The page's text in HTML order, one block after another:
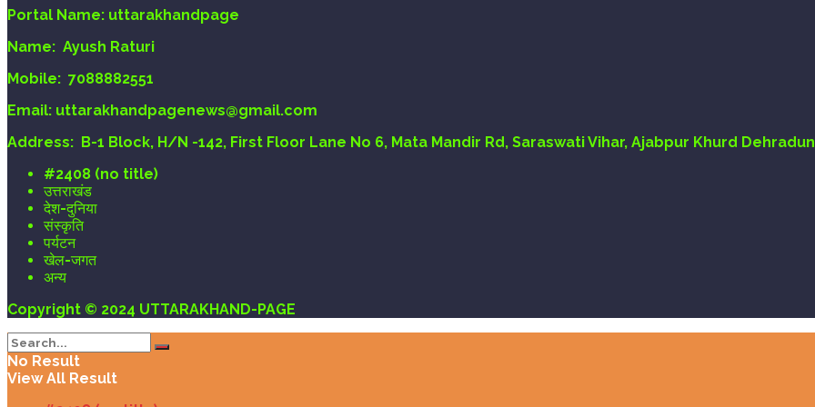
Portal Name: uttarakhandpage
Name: Ayush Raturi
Mobile: 7088882551
Email: uttarakhandpagenews@gmail.com
Address: B-1 Block, H/N -142, First Floor Lane No 6, Mata Mandir Rd, Saraswati Vihar, Ajabpur Khurd
#2408 (no title)
उत्तराखंड
देश-दुनिया
संस्कृति
पर्यटन
खेल-जगत
अन्य
Copyright © 2024 UTTARAKHAND-PAGE
No Result
View All Result